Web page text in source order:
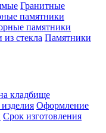
Гранитные
памятники
памятники
стекла Памятники
кладбище
Оформление
Срок изготовления